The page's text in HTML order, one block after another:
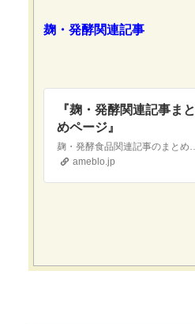
麹・発酵関連記事
『麹・発酵関連記事まと
めページ』
ameblo.jp